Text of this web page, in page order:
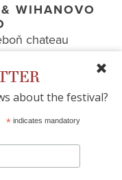
WIHANOVO
chateau
about the festival?
* indicates mandatory